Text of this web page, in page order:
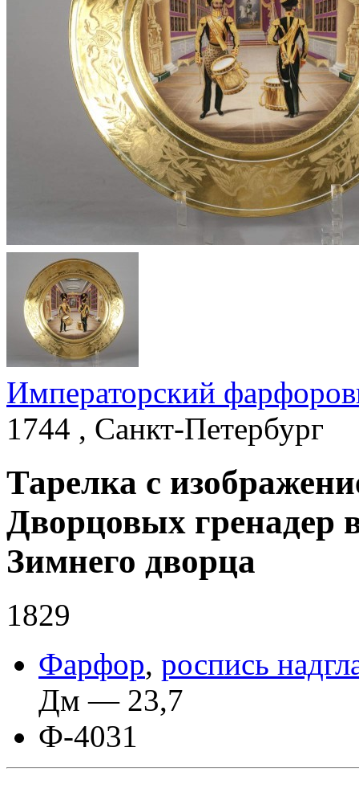
Императорский
1744 , Санкт-Петербург
Тарелка с
Дворцовых гренадер
Зимнего дворца
1829
Фарфор, роспись
Дм — 23,7
Ф-4031